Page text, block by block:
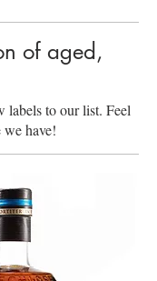
of aged,
labels to our list. Feel
we have!